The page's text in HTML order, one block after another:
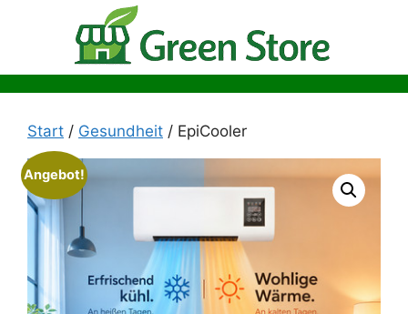
Start / Gesundheit / EpiCooler
Angebot!